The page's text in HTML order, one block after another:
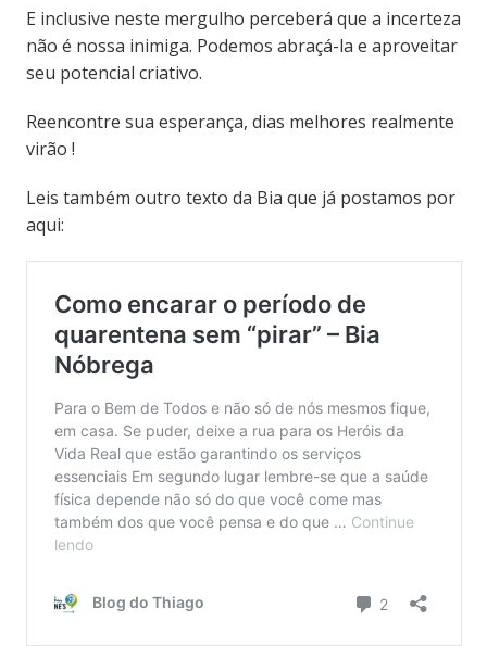
E inclusive neste mergulho perceberá que a incerteza
não é nossa inimiga. Podemos abraçá-la e aproveitar
seu potencial criativo.
Reencontre sua esperança, dias melhores realmente
virão !
Leis também outro texto da Bia que já postamos por
aqui: